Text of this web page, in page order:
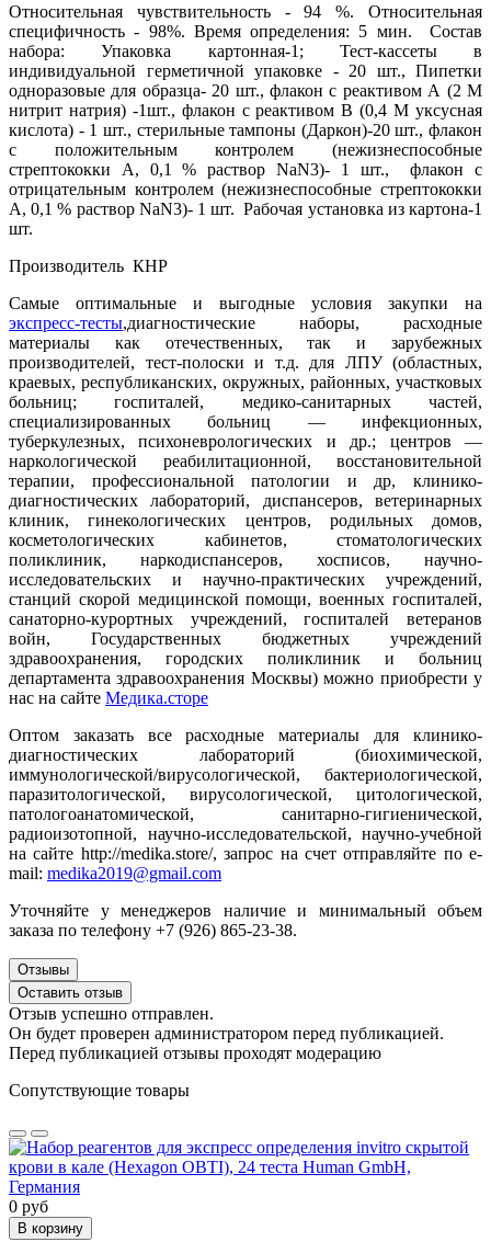
Относительная чувствительность - 94 %. Относительная
специфичность - 98%. Время определения: 5 мин. Состав
набора: Упаковка картонная-1; Тест-кассеты в
индивидуальной герметичной упаковке - 20 шт., Пипетки
одноразовые для образца- 20 шт., флакон с реактивом А (2 М
нитрит натрия) -1шт., флакон с реактивом В (0,4 М уксусная
кислота) - 1 шт., стерильные тампоны (Даркон)-20 шт., флакон
с положительным контролем (нежизнеспособные
стрептококки А, 0,1 % раствор NaN3)- 1 шт., флакон с
отрицательным контролем (нежизнеспособные стрептококки
А, 0,1 % раствор NaN3)- 1 шт. Рабочая установка из картона-1
шт.
Производитель КНР
Самые оптимальные и выгодные условия закупки на
экспресс-тесты,диагностические наборы, расходные
материалы как отечественных, так и зарубежных
производителей, тест-полоски и т.д. для ЛПУ (областных,
краевых, республиканских, окружных, районных, участковых
больниц; госпиталей, медико-санитарных частей,
специализированных больниц — инфекционных,
туберкулезных, психоневрологических и др.; центров —
наркологической реабилитационной, восстановительной
терапии, профессиональной патологии и др, клинико-
диагностических лабораторий, диспансеров, ветеринарных
клиник, гинекологических центров, родильных домов,
косметологических кабинетов, стоматологических
поликлиник, наркодиспансеров, хосписов, научно-
исследовательских и научно-практических учреждений,
станций скорой медицинской помощи, военных госпиталей,
санаторно-курортных учреждений, госпиталей ветеранов
войн, Государственных бюджетных учреждений
здравоохранения, городских поликлиник и больниц
департамента здравоохранения Москвы) можно приобрести у
нас на сайте Медика.сторе
Оптом заказать все расходные материалы для клинико-
диагностических лабораторий (биохимической,
иммунологической/вирусологической, бактериологической,
паразитологической, вирусологической, цитологической,
патологоанатомической, санитарно-гигиенической,
радиоизотопной, научно-исследовательской, научно-учебной
на сайте http://medika.store/, запрос на счет отправляйте по e-
mail: medika2019@gmail.com
Уточняйте у менеджеров наличие и минимальный объем
заказа по телефону +7 (926) 865-23-38.
Отзывы
Оставить отзыв
Отзыв успешно отправлен.
Он будет проверен администратором перед публикацией.
Перед публикацией отзывы проходят модерацию
Сопутствующие товары
0 руб
В корзину